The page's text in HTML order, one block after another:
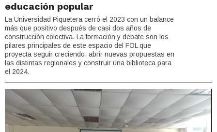
educación popular
La Universidad Piquetera cerró el 2023 con un balance
más que positivo después de casi dos años de
construcción colectiva. La formación y debate son los
pilares principales de este espacio del FOL que
proyecta seguir creciendo, abrir nuevas propuestas en
las distintas regionales y construir una biblioteca para
el 2024.